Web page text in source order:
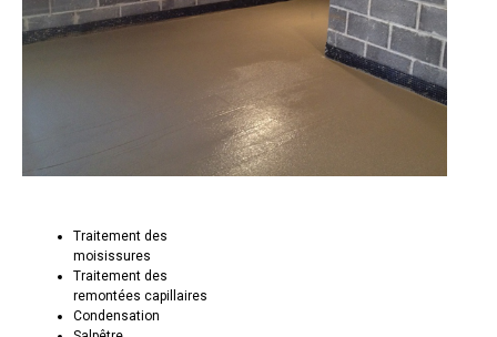
Traitement des
moisissures
Traitement des
remontées capillaires
Condensation